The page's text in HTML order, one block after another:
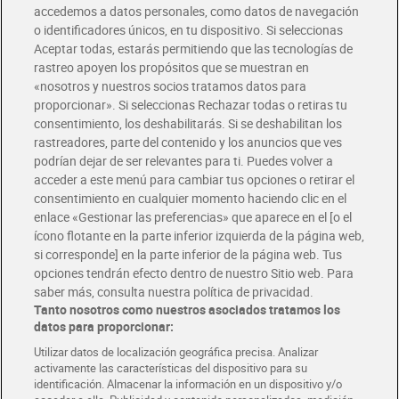
Envío gratis por compras superiores a 100€
Envío estandar por 4,99€
Glovo y Uber Eats
Solicita tu factura de Glovo o Uber Eats
Únete al CLUB Dia
Disfruta las ventajas y ofertas exclusivas.
Descárgate la APP Dia
Folletos y Tiendas
Descubre las mejores ofertas y busca tu tienda más cercana
Tarjeta MaX Dia
Te devuelve hasta 8€/mes de tus compras.
¡Solicita tu tarjeta de crédito aquí!
COMER MEJOR CADA DIA
accedemos a datos personales, como datos de navegación
o identificadores únicos, en tu dispositivo. Si seleccionas
Aceptar todas, estarás permitiendo que las tecnologías de
rastreo apoyen los propósitos que se muestran en
«nosotros y nuestros socios tratamos datos para
proporcionar». Si seleccionas Rechazar todas o retiras tu
consentimiento, los deshabilitarás. Si se deshabilitan los
rastreadores, parte del contenido y los anuncios que ves
podrían dejar de ser relevantes para ti. Puedes volver a
acceder a este menú para cambiar tus opciones o retirar el
consentimiento en cualquier momento haciendo clic en el
enlace «Gestionar las preferencias» que aparece en el [o el
ícono flotante en la parte inferior izquierda de la página web,
si corresponde] en la parte inferior de la página web. Tus
opciones tendrán efecto dentro de nuestro Sitio web. Para
saber más, consulta nuestra política de privacidad.
Tanto nosotros como nuestros asociados tratamos los
datos para proporcionar:
Utilizar datos de localización geográfica precisa. Analizar
activamente las características del dispositivo para su
identificación. Almacenar la información en un dispositivo y/o